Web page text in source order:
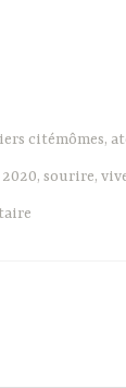
citémômes,
, sourire,